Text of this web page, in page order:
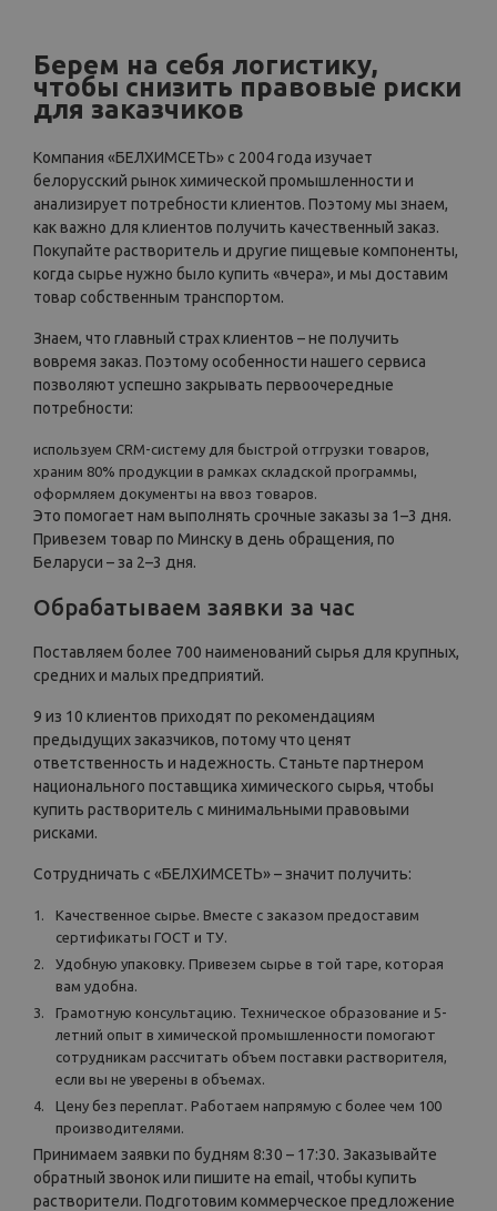
Берем на себя логистику,
чтобы снизить правовые риски
для заказчиков
Компания «БЕЛХИМСЕТЬ» с 2004 года изучает
белорусский рынок химической промышленности и
анализирует потребности клиентов. Поэтому мы знаем,
как важно для клиентов получить качественный заказ.
Покупайте растворитель и другие пищевые компоненты,
когда сырье нужно было купить «вчера», и мы доставим
товар собственным транспортом.
Знаем, что главный страх клиентов – не получить
вовремя заказ. Поэтому особенности нашего сервиса
позволяют успешно закрывать первоочередные
потребности:
используем CRM-систему для быстрой отгрузки товаров,
храним 80% продукции в рамках складской программы,
оформляем документы на ввоз товаров.
Это помогает нам выполнять срочные заказы за 1–3 дня.
Привезем товар по Минску в день обращения, по
Беларуси – за 2–3 дня.
Обрабатываем заявки за час
Поставляем более 700 наименований сырья для крупных,
средних и малых предприятий.
9 из 10 клиентов приходят по рекомендациям
предыдущих заказчиков, потому что ценят
ответственность и надежность. Станьте партнером
национального поставщика химического сырья, чтобы
купить растворитель с минимальными правовыми
рисками.
Сотрудничать с «БЕЛХИМСЕТЬ» – значит получить:
Качественное сырье. Вместе с заказом предоставим
сертификаты ГОСТ и ТУ.
Удобную упаковку. Привезем сырье в той таре, которая
вам удобна.
Грамотную консультацию. Техническое образование и 5-
летний опыт в химической промышленности помогают
сотрудникам рассчитать объем поставки растворителя,
если вы не уверены в объемах.
Цену без переплат. Работаем напрямую с более чем 100
производителями.
Принимаем заявки по будням 8:30 – 17:30. Заказывайте
обратный звонок или пишите на email, чтобы купить
растворители. Подготовим коммерческое предложение